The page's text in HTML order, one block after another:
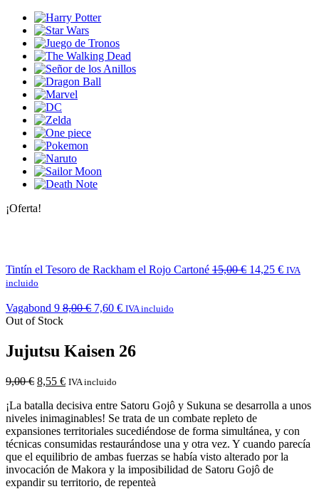
¡Oferta!
Tintín el Tesoro de Rackham el Rojo Cartoné 15,00€ 14,25 € IVA
incluido
Vagabond 9 8,00€ 7,60 € IVA incluido
Out of Stock
Jujutsu Kaisen 26
9,00€ 8,55 € IVA incluido
¡La batalla decisiva entre Satoru Gojô y Sukuna se desarrolla a unos
niveles inimaginables! Se trata de un combate repleto de
expansiones territoriales sucediéndose de forma simultánea, y con
técnicas consumidas restaurándose una y otra vez. Y cuando parecía
que el equilibrio de ambas fuerzas se había visto alterado por la
invocación de Makora y la imposibilidad de Satoru Gojô de
expandir su territorio, de repenteà